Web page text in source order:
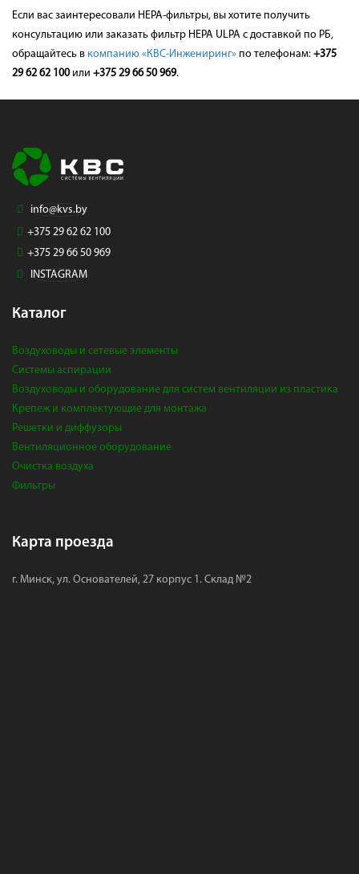
Если вас заинтересовали HEPA-фильтры, вы хотите получить
консультацию или заказать фильтр HEPA ULPA с доставкой по РБ,
обращайтесь в компанию «КВС-Инжениринг» по телефонам: +375
29 62 62 100или +375 29 66 50 969.
info@kvs.by
+375 29 62 62 100
+375 29 66 50 969
INSTAGRAM
Каталог
Воздуховоды и сетевые элементы
Системы аспирации
Воздуховоды и оборудование для систем вентиляции из пластика
Крепеж и комплектующие для монтажа
Решетки и диффузоры
Вентиляционное оборудование
Очистка воздуха
Фильтры
Карта проезда
г. Минск, ул. Основателей, 27 корпус 1. Склад №2